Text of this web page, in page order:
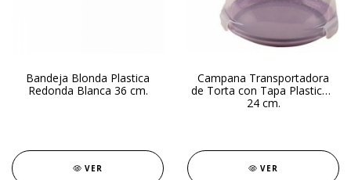
Bandeja Blonda Plastica
Redonda Blanca 36 cm.
VER
Campana Transportadora
de Torta con Tapa Plastico -
24 cm.
VER